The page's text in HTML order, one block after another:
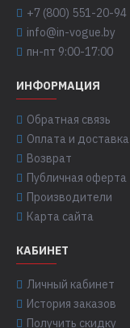
+7 (800) 551-20-94
info@in-vogue.by
пн-пт 9:00-17:00
ИНФОРМАЦИЯ
Обратная связь
Оплата и доставка
Возврат
Публичная оферта
Производители
Карта сайта
КАБИНЕТ
Личный кабинет
История заказов
Получить скидку